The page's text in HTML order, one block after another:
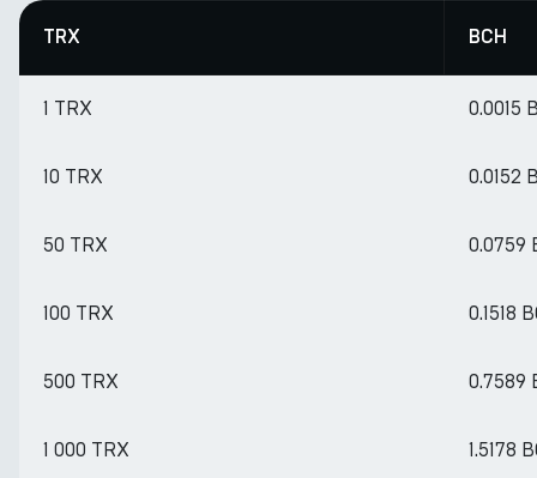
TRX BCH
1 TRX 0.0015
10 TRX 0.0152
50 TRX 0.0759
100 TRX 0.1518
500 TRX 0.7589
1 000 TRX 1.5178